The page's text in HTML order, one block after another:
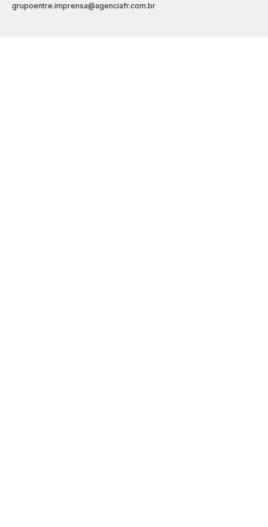
grupoentre.imprensa@agenciafr.com.br